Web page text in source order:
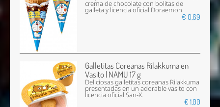
crema de chocolate con bolitas de
galleta y licencia oficial Doraemon.
€ 0,69
Galletitas Coreanas Rilakkuma en
Vasito | NAMU 17 g
Deliciosas galletitas coreanas Rilakkuma
presentadas en un adorable vasito con
licencia oficial San-X.
€ 1,00